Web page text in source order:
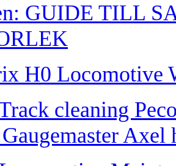
GUIDE TILL
H0 Locomotive
cleaning
Axel